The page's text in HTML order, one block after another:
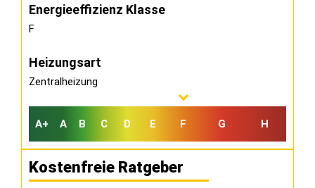
Energieeffizienz Klasse
F
Heizungsart
Zentralheizung
A+ A B C D E F G H
Kostenfreie Ratgeber